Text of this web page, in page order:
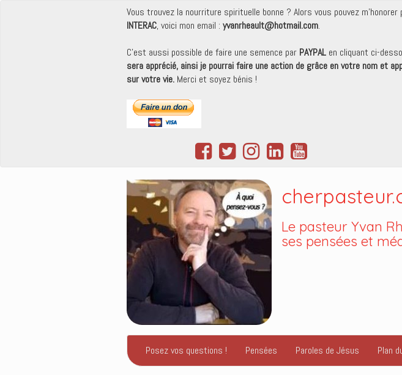
Vous trouvez la nourriture spirituelle bonne ? Alors vous pouvez m'honorer
INTERAC, voici mon email : yvanrheault@hotmail.com.
C'est aussi possible de faire une semence par PAYPAL en cliquant ci-
sera apprécié, ainsi je pourrai faire une action de grâce en votre nom et
sur votre vie. Merci et soyez bénis !
Le pasteur Yvan
ses pensées et
Posez vos questions ! Pensées Paroles de Jésus Plan